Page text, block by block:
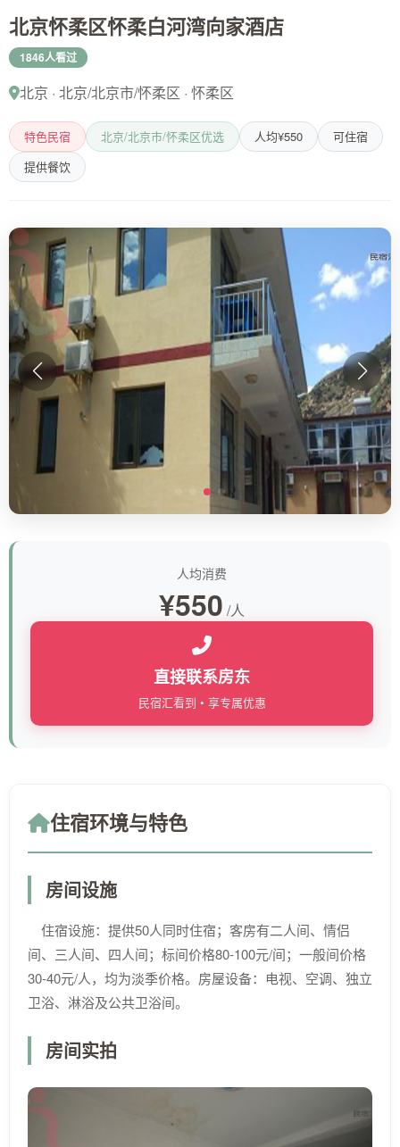
北京怀柔区怀柔白河湾向家酒店
1846人看过
北京 · 北京/北京市/怀柔区 · 怀柔区
特色民宿 北京/北京市/怀柔区优选 人均¥550
可住宿
提供餐饮
人均消费
¥550 /人
直接联系房东
民宿汇看到 • 享专属优惠
住宿环境与特色
房间设施
住宿设施：提供50人同时住宿；客房有二人间、情侣
间、三人间、四人间；标间价格80-100元/间；一般间价格
30-40元/人，均为淡季价格。房屋设备：电视、空调、独立
卫浴、淋浴及公共卫浴间。
房间实拍